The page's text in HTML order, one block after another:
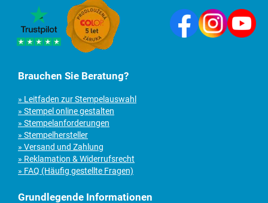
Brauchen Sie Beratung?
» Leitfaden zur Stempelauswahl
» Stempel online gestalten
» Stempelanforderungen
» Stempelhersteller
» Versand und Zahlung
» Reklamation & Widerrufsrecht
» FAQ (Häufig gestellte Fragen)
Grundlegende Informationen